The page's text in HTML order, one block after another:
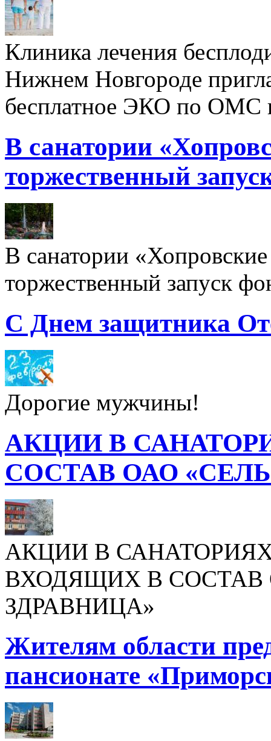
Клиника лечения
Нижнем Новгороде
бесплатное ЭКО по ОМС
В санатории
торжественный
В санатории «Хопровские
торжественный запуск
С Днем защитника
Дорогие мужчины!
АКЦИИ В
СОСТАВ ОАО
АКЦИИ В
ВХОДЯЩИХ В СОСТАВ
ЗДРАВНИЦА»
Жителям области
пансионате